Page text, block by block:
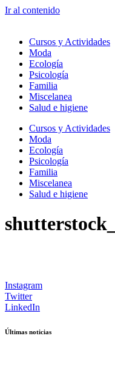
Ir al contenido
Cursos y Actividades
Moda
Ecología
Psicología
Familia
Miscelanea
Salud e higiene
Cursos y Actividades
Moda
Ecología
Psicología
Familia
Miscelanea
Salud e higiene
Instagram
Twitter
LinkedIn
Últimas noticias